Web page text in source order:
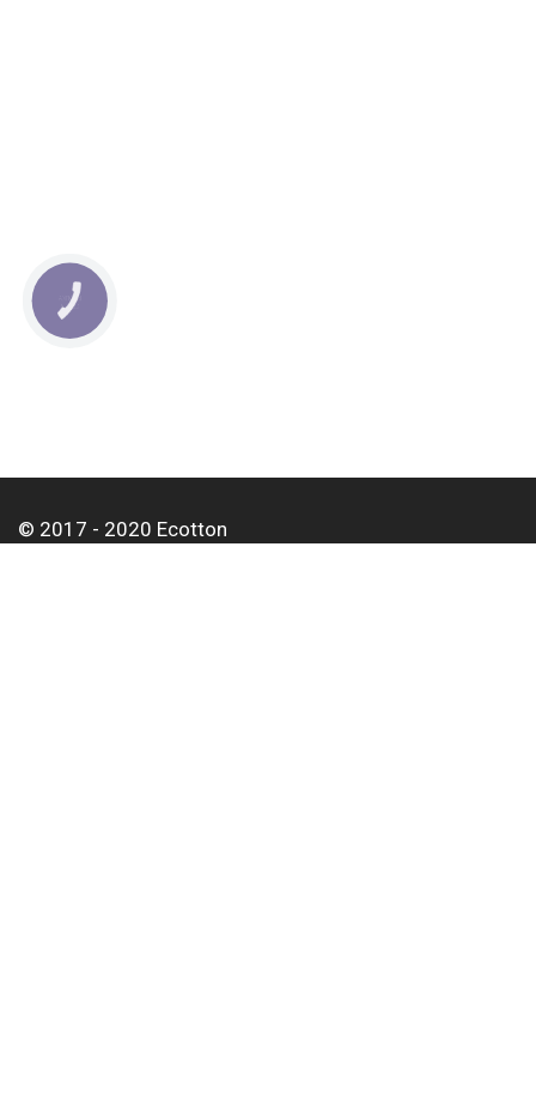
© 2017 - 2020 Ecotton
КНОПКА
СВЯЗИ